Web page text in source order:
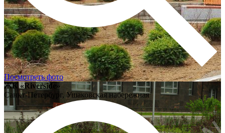
Посмотреть фото
ЖК «Riverside»
Санкт-Петербург, Ушаковская набережная